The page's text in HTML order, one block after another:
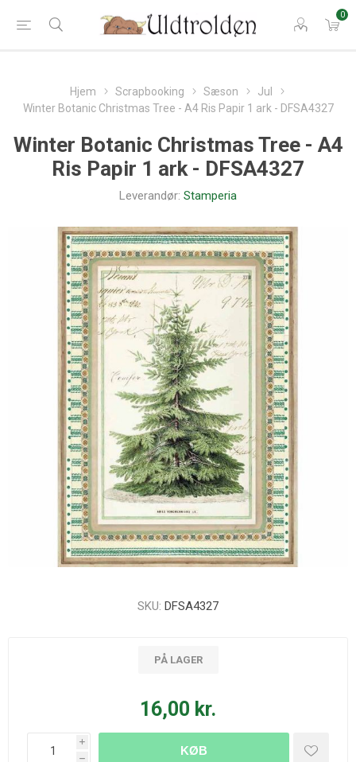
0
Hjem Scrapbooking Sæson
Jul
Winter Botanic Christmas Tree - A4 Ris Papir 1 ark - DFSA4327
Winter Botanic Christmas Tree - A4
Ris Papir 1 ark - DFSA4327
Leverandør: Stamperia
SKU: DFSA4327
PÅ LAGER
16,00 kr.
i
h
KØB